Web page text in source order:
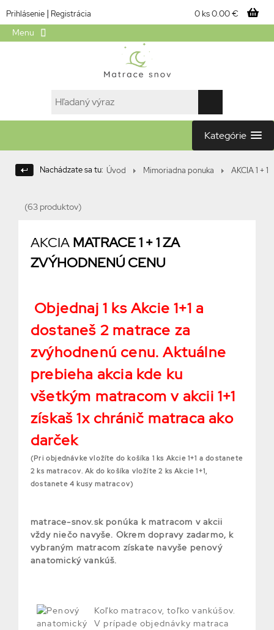
Prihlásenie | Registrácia 0 ks0.00 €
Menu
Kategórie
Nachádzate sa tu: Úvod Mimoriadna ponuka AKCIA 1 + 1
(63 produktov)
AKCIA MATRACE 1 + 1 ZA
ZVÝHODNENÚ CENU
Objednaj 1 ks Akcie 1+1 a
dostaneš 2 matrace za
zvýhodnenú cenu. Aktuálne
prebieha akcia kde ku
všetkým matracom v akcii 1+1
získaš 1x chránič matraca ako
darček
(Pri objednávke vložíte do košíka 1 ks Akcie 1+1 a dostanete
2 ks matracov. Ak do košíka vložíte 2 ks Akcie 1+1,
dostanete 4 kusy matracov)
matrace-snov.sk ponúka k matracom v akcii
vždy niečo navyše. Okrem dopravy zadarmo, k
vybraným matracom získate navyše penový
anatomický vankúš.
Koľko matracov, toľko vankúšov.
V prípade objednávky matraca